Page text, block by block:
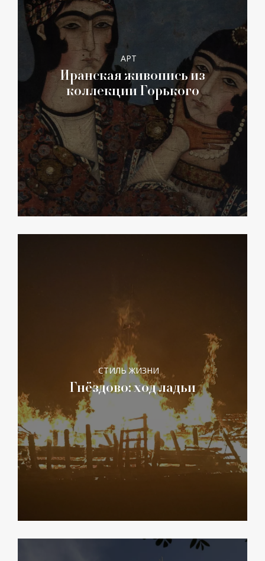
АРТ
Иранская живопись из
коллекции Горького
СТИЛЬ ЖИЗНИ
Гнёздово: ход ладьи